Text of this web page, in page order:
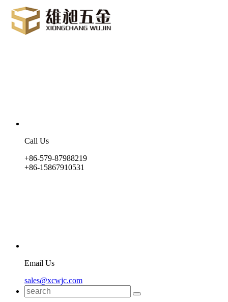
Call Us
+86-579-87988219
+86-15867910531
Email Us
sales@xcwjc.com